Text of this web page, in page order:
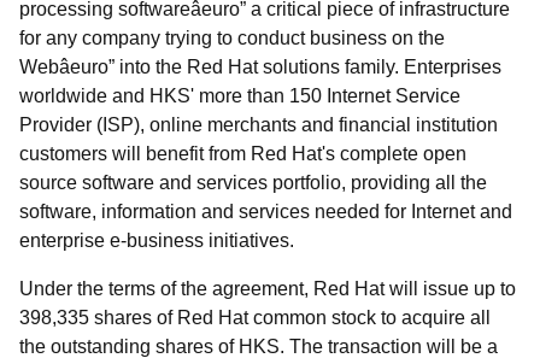
processing softwareâeuro” a critical piece of infrastructure
for any company trying to conduct business on the
Webâeuro” into the Red Hat solutions family. Enterprises
worldwide and HKS' more than 150 Internet Service
Provider (ISP), online merchants and financial institution
customers will benefit from Red Hat's complete open
source software and services portfolio, providing all the
software, information and services needed for Internet and
enterprise e-business initiatives.
Under the terms of the agreement, Red Hat will issue up to
398,335 shares of Red Hat common stock to acquire all
the outstanding shares of HKS. The transaction will be a